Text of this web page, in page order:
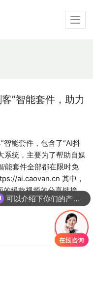
”智能套件，助力
智能套件，包含了“AI抖
系统，主要为了帮助自媒
能套件全部都在限时免
ai.caovan.cn 其中，
的爆款视频的分享链接，
很多不善于写文案的自
阅读更多»
可以介绍下你们的产品么